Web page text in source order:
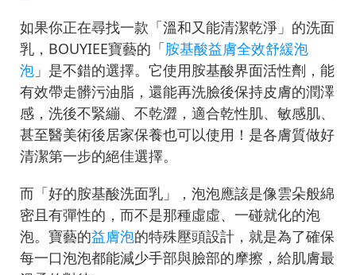
如果你正在尋找一款「溫和又能清潔乾淨」的洗面
乳，BOUYIEE寶藝的「胺基酸益膚全效舒緩泡
泡 」是不錯的選擇。它使用胺基酸界面活性劑，能
有效帶走髒污油脂，還能再洗臉後保持皮膚的潤澤
感，洗後不緊繃、不乾澀，適合乾性肌、敏感肌、
甚至醫美術後居家保養也可以使用！是各膚質做好
清潔第一步的絕佳選擇。
而「好的胺基酸洗面乳」，泡泡應該是像雲朵般綿
密且有彈性的，而不是那種虛虛、一碰就化的泡
泡。寶藝的益膚泡的特殊壓頭設計，就是為了確保
每一口泡泡都能減少手部與臉部的摩擦，給肌膚最